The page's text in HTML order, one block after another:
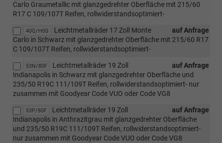
Carlo Graumetallic mit glanzgedrehter Oberfläche mit 215/60
R17 C 109/107T Reifen, rollwiderstandsoptimiert-
40Q/H0S auf Anfrage
Leichtmetallräder 17 Zoll Monte
Carlo in Schwarz mit glanzgedrehter Oberfläche mit 215/60 R17
C 109/107T Reifen, rollwiderstandsoptimiert-
53N/80F auf Anfrage
Leichtmetallräder 19 Zoll
Indianapolis in Schwarz mit glanzgedrehter Oberfläche und
235/50 R19C 111/109T Reifen, rollwiderstandsoptimiert- nur
zusammen mit Goodyear Code VUO oder Code VG8
53P/80F auf Anfrage
Leichtmetallräder 19 Zoll
Indianapolis in Anthrazitgrau mit glanzgedrehter Oberfläche
und 235/50 R19C 111/109T Reifen, rollwiderstandsoptimiert-
nur zusammen mit Goodyear Code VUO oder Code VG8